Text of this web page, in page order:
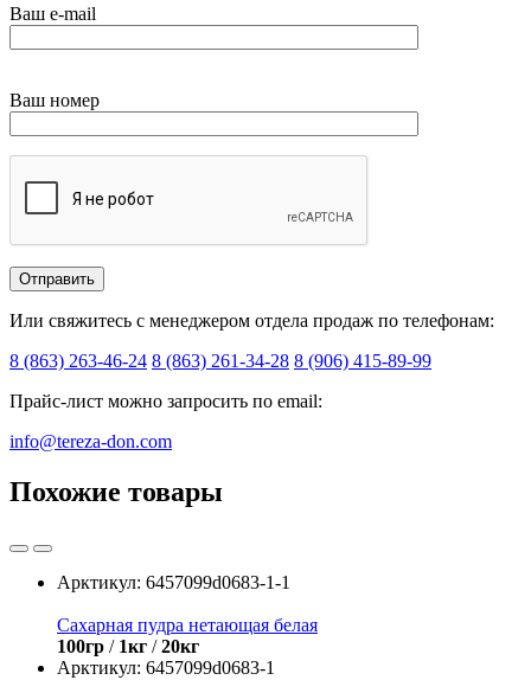
Ваш e-mail
Ваш номер
Или свяжитесь с менеджером отдела продаж по телефонам:
8 (863) 263-46-24 8 (863) 261-34-28 8 (906) 415-89-99
Прайс-лист можно запросить по email:
info@tereza-don.com
Похожие товары
Арктикул: 6457099d0683-1-1
Сахарная пудра нетающая белая
100гр / 1кг /20кг
Арктикул: 6457099d0683-1